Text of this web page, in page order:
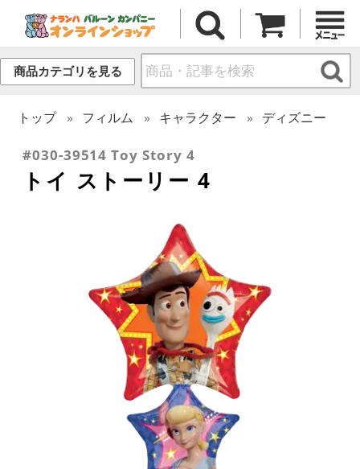
商品カテゴリを見る
トップ フィルム キャラクター ディズニー
#030-39514 Toy Story 4
トイ ストーリー 4